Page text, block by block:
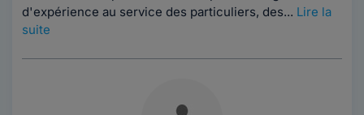
d'expérience au service des particuliers, des... Lire la
suite